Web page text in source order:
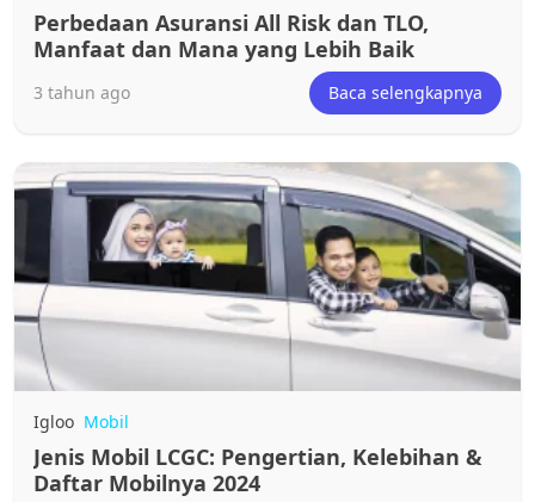
Perbedaan Asuransi All Risk dan TLO,
Manfaat dan Mana yang Lebih Baik
3 tahun ago Baca selengkapnya
Igloo Mobil
Jenis Mobil LCGC: Pengertian, Kelebihan &
Daftar Mobilnya 2024